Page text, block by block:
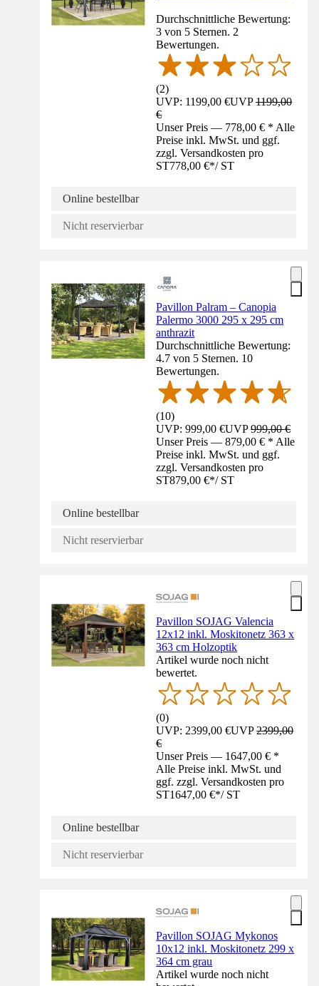
Durchschnittliche Bewertung:
3 von 5 Sternen. 2
Bewertungen.
(2)
UVP: 1199,00 €UVP1199,00
€
Unser Preis — 778,00 € * Alle
Preise inkl. MwSt. und ggf.
zzgl. Versandkosten pro
ST778,00 €*/ ST
Online bestellbar
Nicht reservierbar
Pavillon Palram – Canopia
Palermo 3000 295 x 295 cm
anthrazit
Durchschnittliche Bewertung:
4.7 von 5 Sternen. 10
Bewertungen.
(10)
UVP: 999,00 €UVP999,00 €
Unser Preis — 879,00 € * Alle
Preise inkl. MwSt. und ggf.
zzgl. Versandkosten pro
ST879,00 €*/ ST
Online bestellbar
Nicht reservierbar
Pavillon SOJAG Valencia
12x12 inkl. Moskitonetz 363 x
363 cm Holzoptik
Artikel wurde noch nicht
bewertet.
(0)
UVP: 2399,00 €UVP2399,00
€
Unser Preis — 1647,00 € *
Alle Preise inkl. MwSt. und
ggf. zzgl. Versandkosten pro
ST1647,00 €*/ ST
Online bestellbar
Nicht reservierbar
Pavillon SOJAG Mykonos
10x12 inkl. Moskitonetz 299 x
364 cm grau
Artikel wurde noch nicht